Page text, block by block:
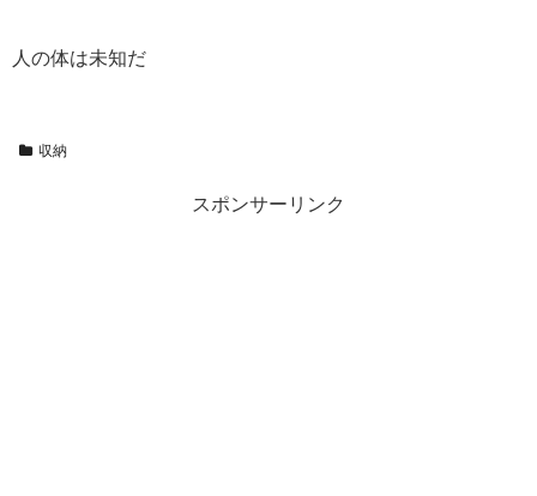
人の体は未知だ
収納
スポンサーリンク